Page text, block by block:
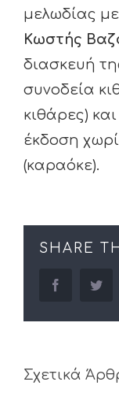
μελωδίας με
Κωστής
διασκευή
συνοδεία
κιθάρες)
έκδοση
(καραόκε).
SHARE
facebook
Σχετικά